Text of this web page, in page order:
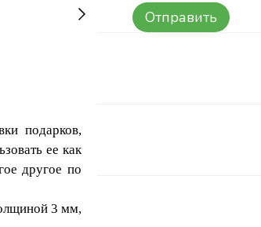
подарков,
ее как
другое по
3 мм,
Отправить